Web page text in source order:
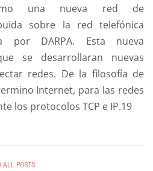
una nueva red de
sobre la red telefónica
por DARPA. Esta nueva
se desarrollaran nuevas
redes. De la filosofía de
Internet, para las redes
los protocolos TCP e IP.19​
ALL POSTS